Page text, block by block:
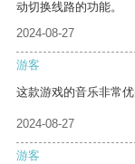
动切换线路的功能。
2024-08-27
游客
这款游戏的音乐非常
2024-08-27
游客